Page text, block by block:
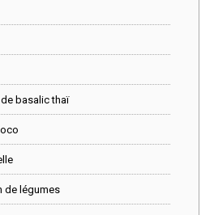
basalic thaï
de légumes